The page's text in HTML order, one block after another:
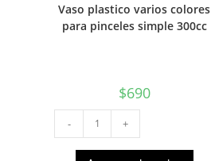
Vaso plastico varios colores
para pinceles simple 300cc
$690
Vaso
plastico
varios
colores
- +